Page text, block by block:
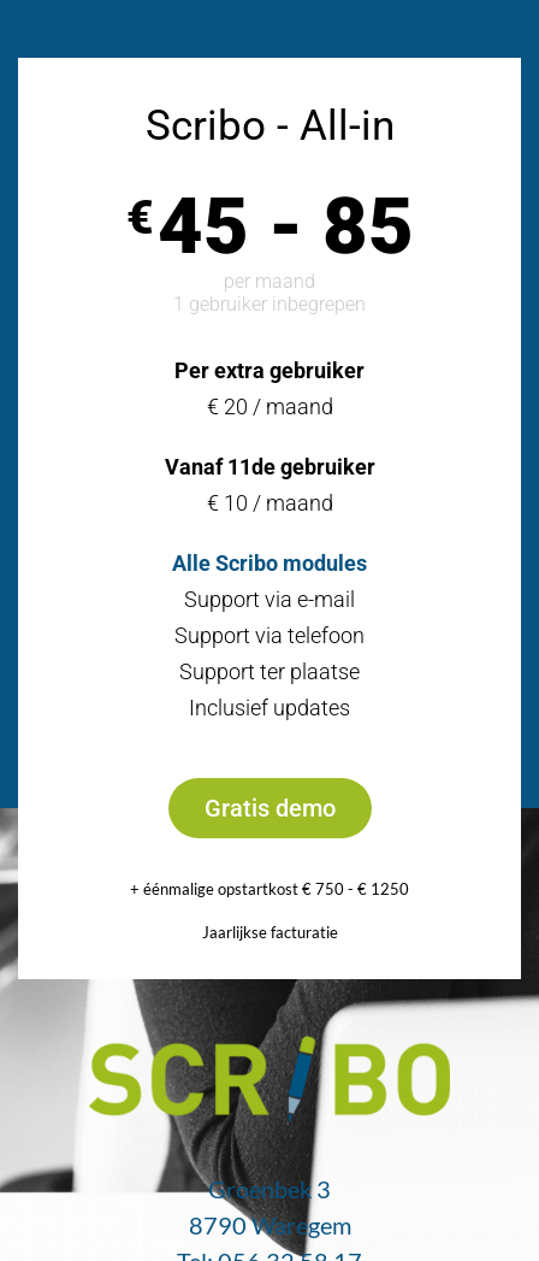
Scribo - All-in
€45 - 85
per maand
1 gebruiker inbegrepen
Per extra gebruiker
€ 20 / maand
Vanaf 11de gebruiker
€ 10 / maand
Alle Scribo modules
Support via e-mail
Support via telefoon
Support ter plaatse
Inclusief updates
Gratis demo
+ éénmalige opstartkost € 750 - € 1250
Jaarlijkse facturatie
Groenbek 3
8790 Waregem